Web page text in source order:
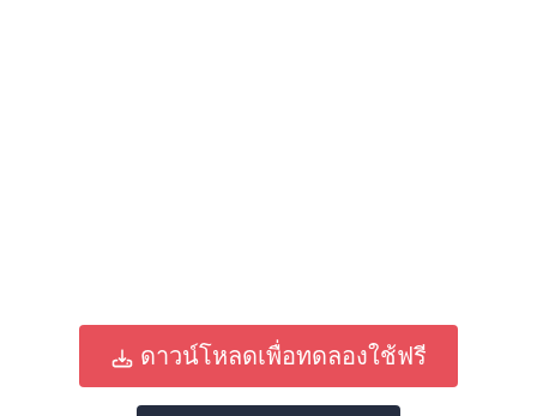
ดาวน์โหลดเพื่อทดลองใช้ฟรี